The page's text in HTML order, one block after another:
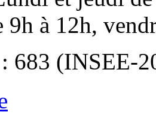
9h à 12h,
683 (INSEE-